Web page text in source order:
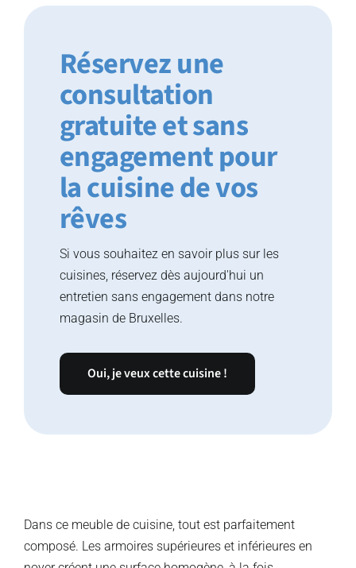
Réservez une
consultation
gratuite et sans
engagement pour
la cuisine de vos
rêves
Si vous souhaitez en savoir plus sur les
cuisines, réservez dès aujourd'hui un
entretien sans engagement dans notre
magasin de Bruxelles.
Oui, je veux cette cuisine !
Dans ce meuble de cuisine, tout est parfaitement
composé. Les armoires supérieures et inférieures en